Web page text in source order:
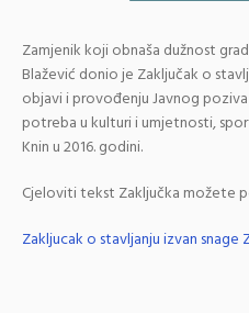
Zamjenik koji obnaša dužnost
Blažević donio je Zaključak o
objavi i provođenju Javnog
potreba u kulturi i umjetnosti,
Knin u 2016. godini.
Cjeloviti tekst Zaključka možete
Zakljucak o stavljanju izvan snage